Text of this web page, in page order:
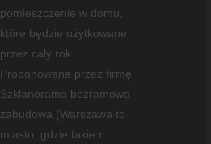
pomieszczenie w domu,
które będzie użytkowane
przez cały rok.
Proponowana przez firmę
Szklanorama bezramowa
zabudowa (Warszawa to
miasto, gdzie takie r...